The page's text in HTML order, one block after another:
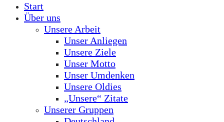
Start
Über uns
Unsere Arbeit
Unser Anliegen
Unsere Ziele
Unser Motto
Unser Umdenken
Unsere Oldies
„Unsere“ Zitate
Unserer Gruppen